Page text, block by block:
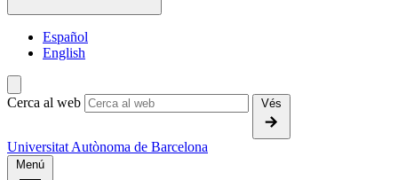
Español
English
Cerca al web Vés
Universitat Autònoma de Barcelona
Menú